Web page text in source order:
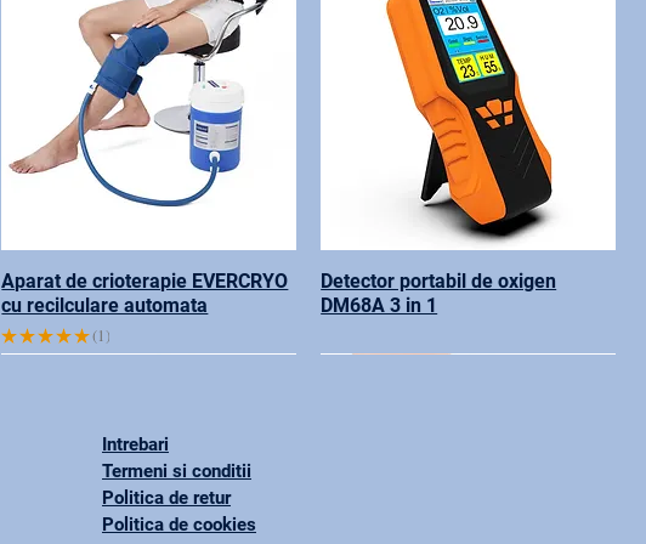
Aparat de crioterapie EVERCRYO
cu recilculare automata
★★★★★ 1
1
Detector portabil de oxigen
DM68A 3 in 1
Intrebari
Termeni si conditii
Politica de retur
Politica de cookies